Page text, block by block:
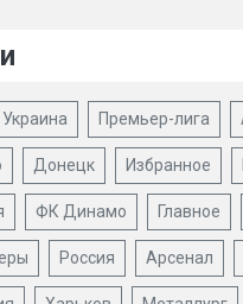
Украина Премьер-лига
Донецк Избранное
ФК Динамо Главное
Россия Арсенал